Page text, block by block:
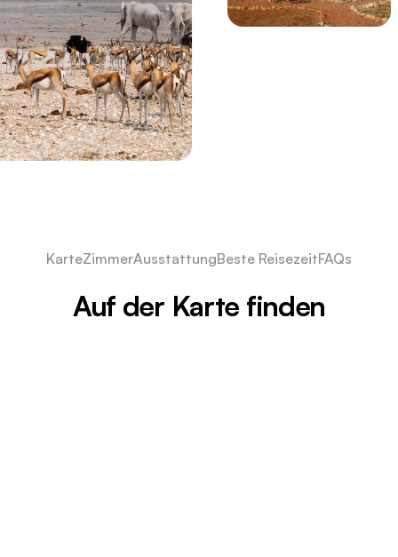
KarteZimmerAusstattungBeste ReisezeitFAQs
Auf der Karte finden